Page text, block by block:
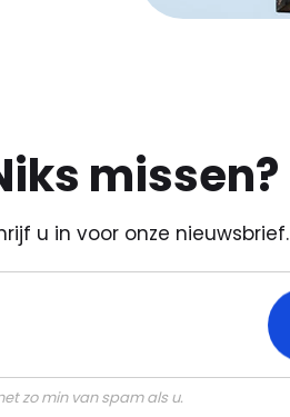
missen?
u in voor onze nieuwsbrief.
zo min van spam als u.